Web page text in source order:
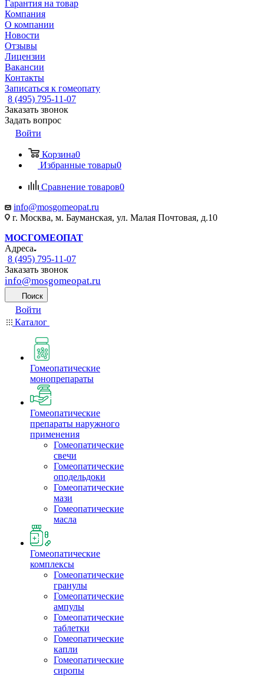
Гарантия на товар
Компания
О компании
Новости
Отзывы
Лицензии
Вакансии
Контакты
Записаться к гомеопату
8 (495) 795-11-07
Заказать звонок
Задать вопрос
Войти
Корзина0
Избранные товары0
Сравнение товаров0
info@mosgomeopat.ru
г. Москва, м. Бауманская, ул. Малая Почтовая, д.10
МОСГОМЕОПАТ
Адреса
8 (495) 795-11-07
Заказать звонок
info@mosgomeopat.ru
Поиск
Войти
Каталог
Гомеопатические
монопрепараты
Гомеопатические
препараты наружного
применения
Гомеопатические
свечи
Гомеопатические
оподельдоки
Гомеопатические
мази
Гомеопатические
масла
Гомеопатические
комплексы
Гомеопатические
гранулы
Гомеопатические
ампулы
Гомеопатические
таблетки
Гомеопатические
капли
Гомеопатические
сиропы